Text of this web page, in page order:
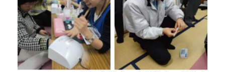
No Caption No Caption